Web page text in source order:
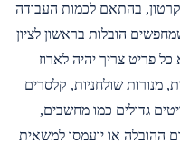
רק 22-50 שקלים לקרטון, בהתאם לכמות העבודה
הובלות בראשון לציון
פריט צריך יהיה לארוז
מנורות שולחניות, קלסרים
גדולים כמו מחשבים,
ההובלה או יועמסו למשאית